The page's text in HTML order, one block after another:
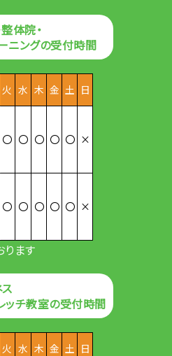
体院・
ニングの受付時間
火 水 木 金 土 日
〇 〇 〇 〇 〇 ×
〇 〇 〇 〇 〇 ×
ます
ッチ教室の受付時間
火 水 木 金 土 日